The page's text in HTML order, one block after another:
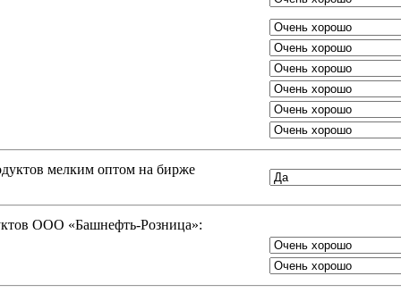
мелким оптом на бирже
ООО «Башнефть-Розница»: